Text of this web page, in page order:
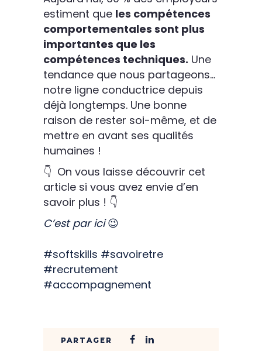
estiment que les compétences
comportementales sont plus
importantes que les
compétences techniques. Une
tendance que nous partageons…
notre ligne conductrice depuis
déjà longtemps. Une bonne
raison de rester soi-même, et de
mettre en avant ses qualités
humaines !
👇 On vous laisse découvrir cet
article si vous avez envie d’en
savoir plus ! 👇
C’est par ici😉
#softskills #savoiretre
#recrutement
#accompagnement